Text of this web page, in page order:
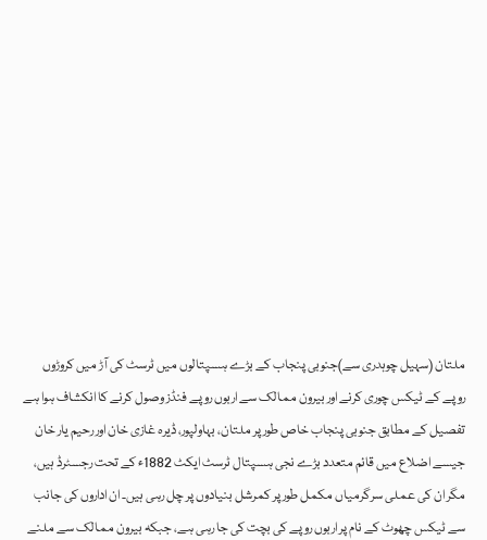
ملتان (سہیل چوہدری سے)جنوبی پنجاب کے بڑے ہسپتالوں میں ٹرسٹ کی آڑ میں کروڑوں
روپے کے ٹیکس چوری کرنے اور بیرون ممالک سے اربوں روپے فنڈز وصول کرنے کا انکشاف ہوا ہے
تفصیل کے مطابق جنوبی پنجاب خاص طور پر ملتان، بہاولپور، ڈیرہ غازی خان اور رحیم یار خان
جیسے اضلاع میں قائم متعدد بڑے نجی ہسپتال ٹرسٹ ایکٹ 1882ء کے تحت رجسٹرڈ ہیں،
مگر ان کی عملی سرگرمیاں مکمل طور پر کمرشل بنیادوں پر چل رہی ہیں۔ ان اداروں کی جانب
سے ٹیکس چھوٹ کے نام پر اربوں روپے کی بچت کی جا رہی ہے، جبکہ بیرون ممالک سے ملنے